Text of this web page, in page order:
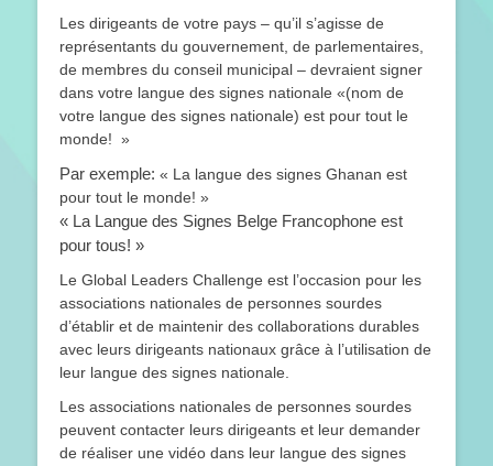
Les dirigeants de votre pays – qu’il s’agisse de
représentants du gouvernement, de parlementaires,
de membres du conseil municipal – devraient signer
dans votre langue des signes nationale «(nom de
votre langue des signes nationale) est pour tout le
monde! »
Par exemple: « La langue des signes Ghanan est
pour tout le monde! »
« La Langue des Signes Belge Francophone est
pour tous! »
Le Global Leaders Challenge est l’occasion pour les
associations nationales de personnes sourdes
d’établir et de maintenir des collaborations durables
avec leurs dirigeants nationaux grâce à l’utilisation de
leur langue des signes nationale.
Les associations nationales de personnes sourdes
peuvent contacter leurs dirigeants et leur demander
de réaliser une vidéo dans leur langue des signes